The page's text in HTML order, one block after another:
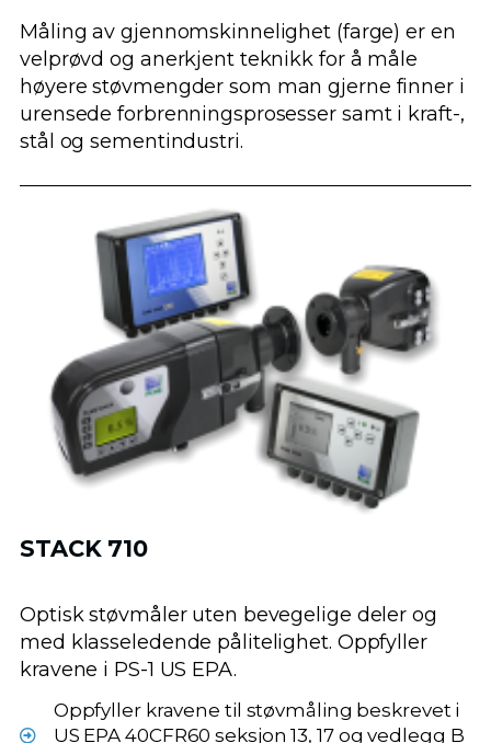
Måling av gjennomskinnelighet (farge) er en
velprøvd og anerkjent teknikk for å måle
høyere støvmengder som man gjerne finner i
urensede forbrenningsprosesser samt i kraft-,
stål og sementindustri.
STACK 710
Optisk støvmåler uten bevegelige deler og
med klasseledende pålitelighet. Oppfyller
kravene i PS-1 US EPA.
Oppfyller kravene til støvmåling beskrevet i
US EPA 40CFR60 seksjon 13, 17 og vedlegg B